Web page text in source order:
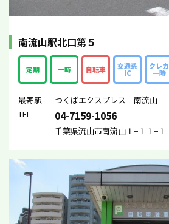
南流山駅北口第５
定期 一時 自転車 交通系
IC
クレカ
一時
最寄駅
つくばエクスプレス 南流山
TEL
04-7159-1056
千葉県流山市南流山１−１１−１